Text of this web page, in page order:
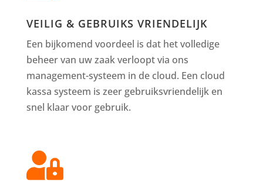
VEILIG & GEBRUIKS VRIENDELIJK
Een bijkomend voordeel is dat het volledige
beheer van uw zaak verloopt via ons
management-systeem in de cloud. Een cloud
kassa systeem is zeer gebruiksvriendelijk en
snel klaar voor gebruik.
